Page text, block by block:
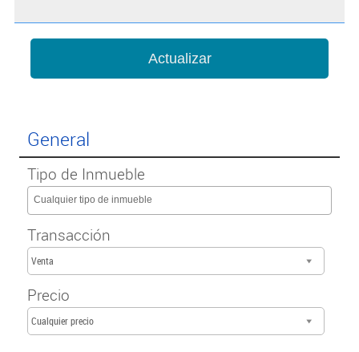
General
Tipo de Inmueble
Cualquier tipo de inmueble
Transacción
Venta
Precio
Cualquier precio